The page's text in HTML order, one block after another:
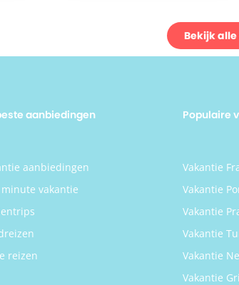
Bekijk
aanbiedingen
aanbiedingen
minute vakantie
reizen
Populaire
Vakantie
Vakantie
Vakantie
Vakantie
Vakantie
Vakantie